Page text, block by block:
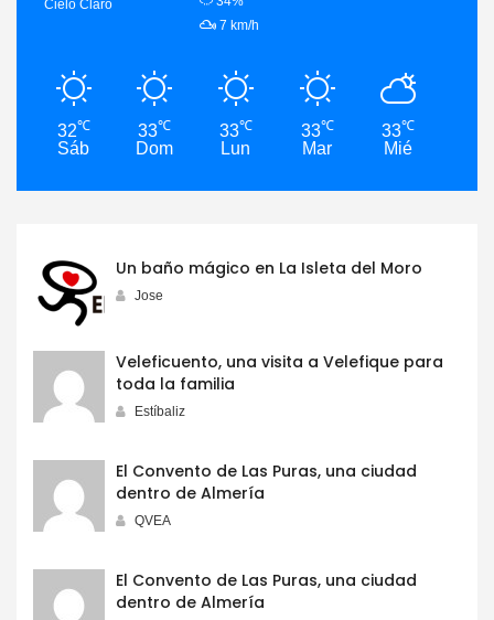
Cielo Claro
wind:
7 km/h
32℃
Sáb
33℃
Dom
33℃
Lun
33℃
Mar
33℃
Mié
Un baño mágico en La Isleta del Moro
Jose
Veleficuento, una visita a Velefique para
toda la familia
Estíbaliz
El Convento de Las Puras, una ciudad
dentro de Almería
QVEA
El Convento de Las Puras, una ciudad
dentro de Almería